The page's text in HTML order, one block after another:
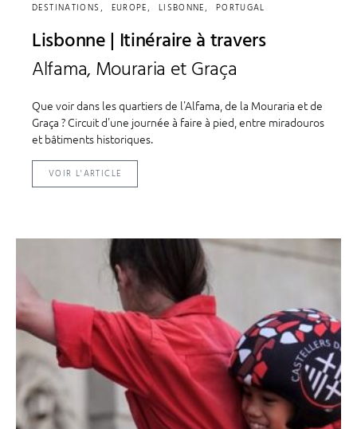
DESTINATIONS EUROPE LISBONNE PORTUGAL
Lisbonne | Itinéraire à travers
Alfama, Mouraria et Graça
Que voir dans les quartiers de l'Alfama, de la Mouraria et de
Graça ? Circuit d'une journée à faire à pied, entre miradouros
et bâtiments historiques.
VOIR L'ARTICLE